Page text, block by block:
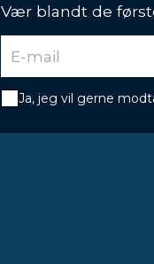
Vær blandt de
Ja, jeg vil gerne